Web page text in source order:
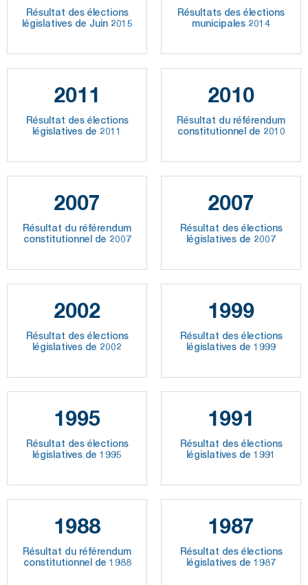
Résultat des élections
législatives de Juin 2015
Résultats des élections
municipales 2014
2011
Résultat des élections
législatives de 2011
2010
Résultat du référendum
constitutionnel de 2010
2007
Résultat du référendum
constitutionnel de 2007
2007
Résultat des élections
législatives de 2007
2002
Résultat des élections
législatives de 2002
1999
Résultat des élections
législatives de 1999
1995
Résultat des élections
législatives de 1995
1991
Résultat des élections
législatives de 1991
1988
Résultat du référendum
constitutionnel de 1988
1987
Résultat des élections
législatives de 1987